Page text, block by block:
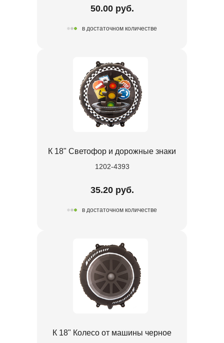
50.00 руб.
в достаточном количестве
К 18" Светофор и дорожные знаки
1202-4393
35.20 руб.
в достаточном количестве
К 18" Колесо от машины черное